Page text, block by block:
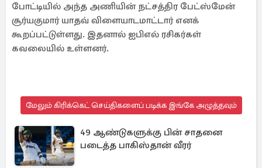
போட்டியில் அந்த அணியின் நட்சத்திர பேட்ஸ்மேன்
சூர்யகுமார் யாதவ் விளையாடமாட்டார் எனக்
கூறப்பட்டுள்ளது. இதனால் ஐபிஎல் ரசிகர்கள்
கவலையில் உள்ளனர்.
மேலும் கிரிக்கெட் செய்திகளைப் படிக்க இங்கே அழுத்தவும்
49 ஆண்டுகளுக்கு பின் சாதனை
படைத்த பாகிஸ்தான் வீரர்